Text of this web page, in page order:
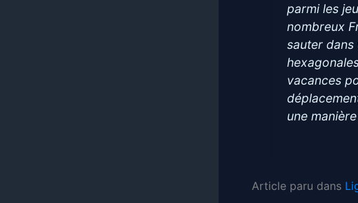
parmi les
nombreux
sauter
vacances
une
Article paru dans